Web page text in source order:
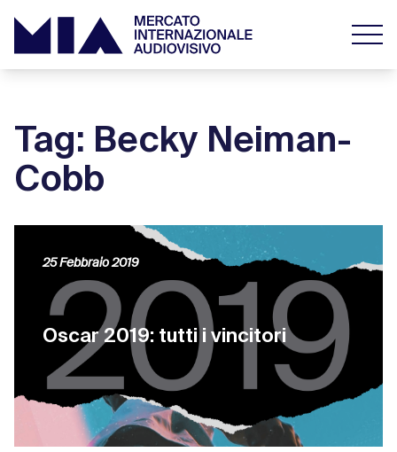
Tag: Becky Neiman-
Cobb
Oscar 2019: tutti i vincitori
25 Febbraio 2019